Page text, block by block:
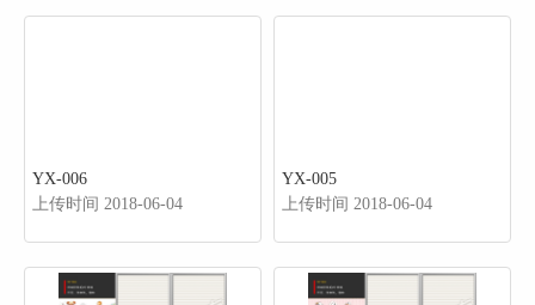
YX-006
上传时间 2018-06-04
YX-005
上传时间 2018-06-04